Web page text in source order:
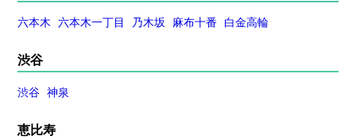
六本木 六本木一丁目 乃木坂 麻布十番 白金高輪
渋谷
渋谷 神泉
恵比寿